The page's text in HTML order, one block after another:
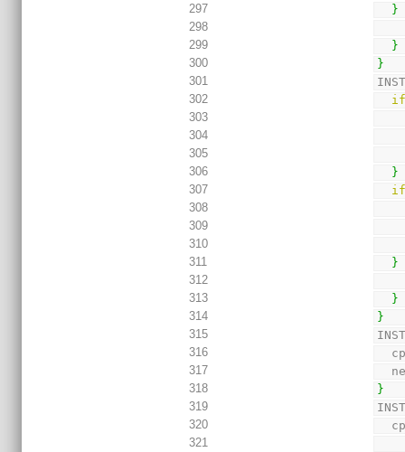
297
}
298
299
}
300
}
301
302
303
304
305
306
}
307
308
309
310
311
}
312
313
}
314
}
315
316
317
318
}
319
320
321